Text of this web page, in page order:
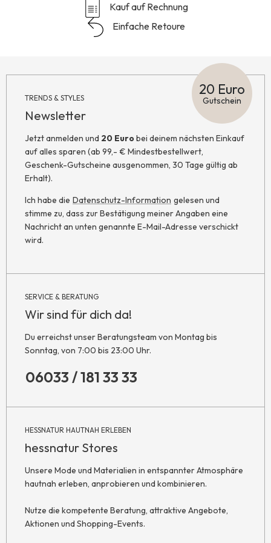
Kauf auf Rechnung
Einfache Retoure
TRENDS & STYLES
Newsletter
20 Euro
Gutschein
Jetzt anmelden und 20 Eurobei deinem nächsten Einkauf
auf alles sparen (ab 99,- € Mindestbestellwert,
Geschenk-Gutscheine ausgenommen, 30 Tage gültig ab
Erhalt).
Ich habe die Datenschutz-Information gelesen und
stimme zu, dass zur Bestätigung meiner Angaben eine
Nachricht an unten genannte E-Mail-Adresse verschickt
wird.
SERVICE & BERATUNG
Wir sind für dich da!
Du erreichst unser Beratungsteam von Montag bis
Sonntag, von 7:00 bis 23:00 Uhr.
06033 / 181 33 33
HESSNATUR HAUTNAH ERLEBEN
hessnatur Stores
Unsere Mode und Materialien in entspannter Atmosphäre
hautnah erleben, anprobieren und kombinieren.
Nutze die kompetente Beratung, attraktive Angebote,
Aktionen und Shopping-Events.